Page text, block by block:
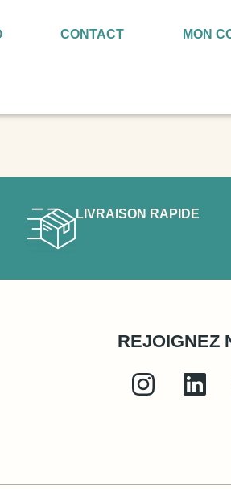
CONTACT MON
LIVRAISON RAPIDE
REJOIGNEZ